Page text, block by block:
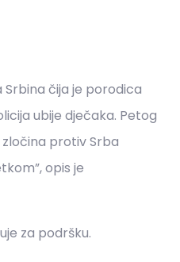
čija je porodica
ubije dječaka. Petog
protiv Srba
opis je
za podršku.